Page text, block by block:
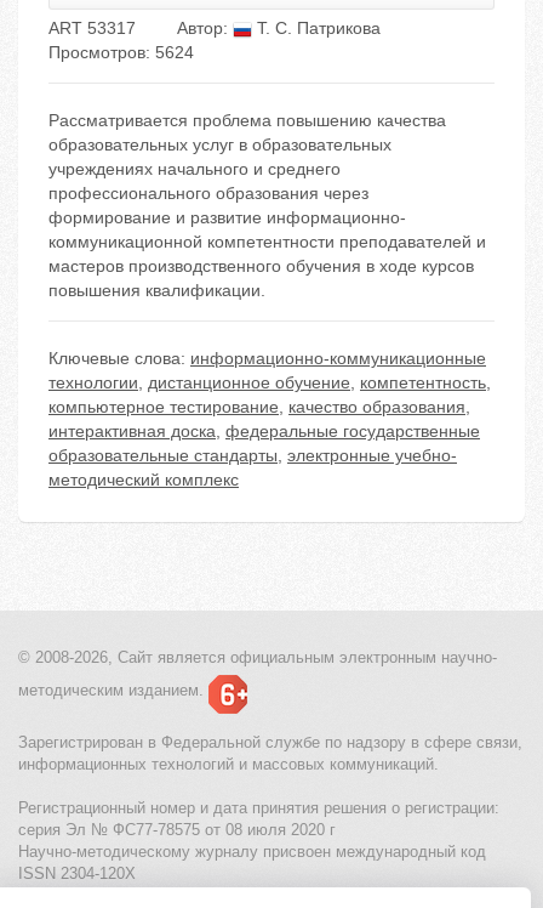
ART 53317 Автор:
Т. С. Патрикова
Просмотров: 5624
Рассматривается проблема повышению качества
образовательных услуг в образовательных
учреждениях начального и среднего
профессионального образования через
формирование и развитие информационно-
коммуникационной компетентности преподавателей и
мастеров производственного обучения в ходе курсов
повышения квалификации.
Ключевые слова: информационно-коммуникационные
технологии, дистанционное обучение, компетентность,
компьютерное тестирование, качество образования,
интерактивная доска, федеральные государственные
образовательные стандарты, электронные учебно-
методический комплекс
© 2008-2026, Сайт является официальным электронным научно-
методическим изданием.
Зарегистрирован в Федеральной службе по надзору в сфере связи,
информационных технологий и массовых коммуникаций.
Регистрационный номер и дата принятия решения о регистрации:
серия Эл № ФС77-78575 от 08 июля 2020 г
Научно-методическому журналу присвоен международный код
ISSN 2304-120X